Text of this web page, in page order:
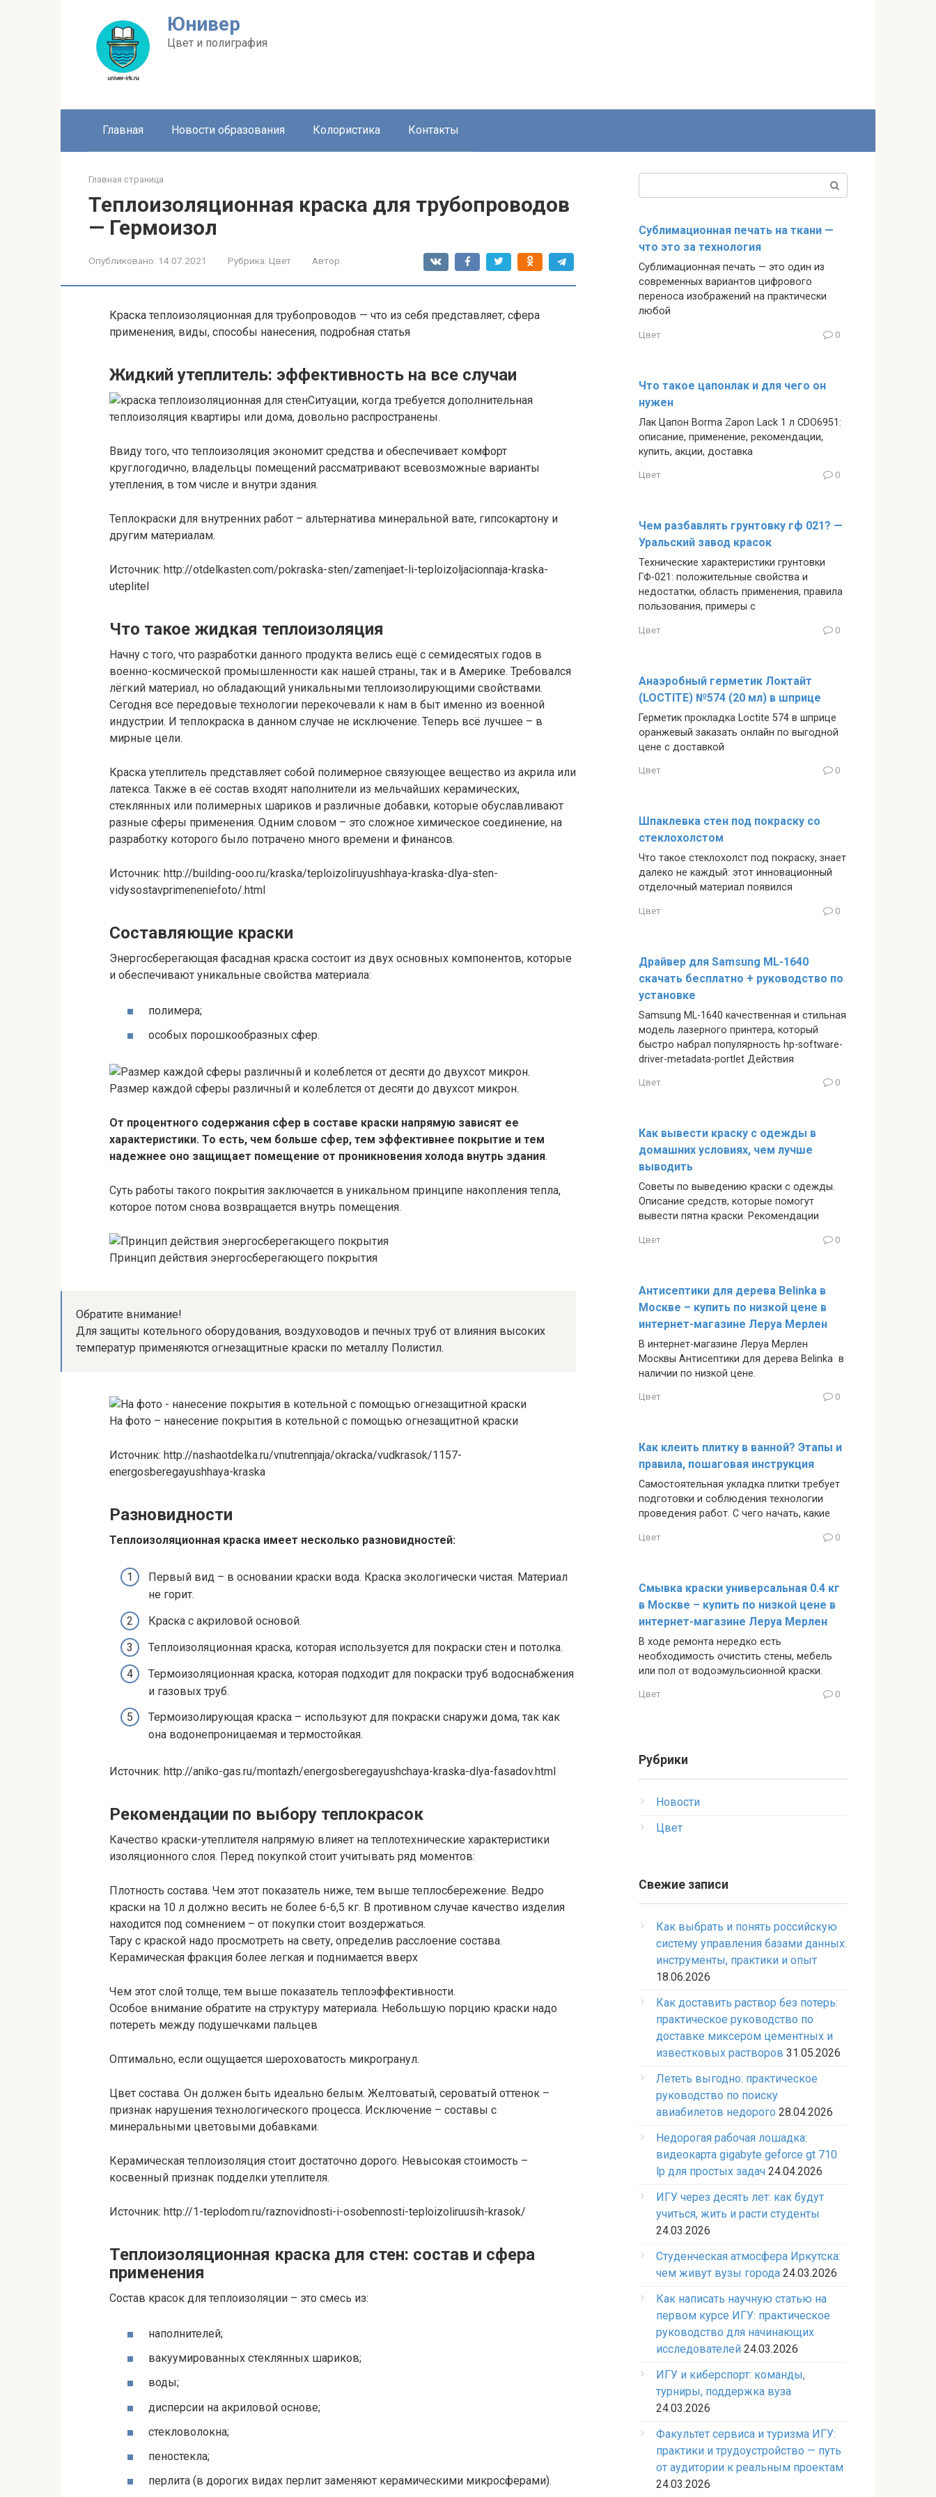
Юнивер
Цвет и полиграфия
Главная Новости образования Колористика Контакты
Главная страница
Теплоизоляционная краска для трубопроводов
— Гермоизол
Опубликовано: 14.07.2021 Рубрика: Цвет Автор:
Краска теплоизоляционная для трубопроводов — что из себя представляет, сфера
применения, виды, способы нанесения, подробная статья
Жидкий утеплитель: эффективность на все случаи
Ситуации, когда требуется дополнительная
теплоизоляция квартиры или дома, довольно распространены.
Ввиду того, что теплоизоляция экономит средства и обеспечивает комфорт
круглогодично, владельцы помещений рассматривают всевозможные варианты
утепления, в том числе и внутри здания.
Теплокраски для внутренних работ – альтернатива минеральной вате, гипсокартону и
другим материалам.
Источник: http://otdelkasten.com/pokraska-sten/zamenjaet-li-teploizoljacionnaja-kraska-
uteplitel
Что такое жидкая теплоизоляция
Начну с того, что разработки данного продукта велись ещё с семидесятых годов в
военно-космической промышленности как нашей страны, так и в Америке. Требовался
лёгкий материал, но обладающий уникальными теплоизолирующими свойствами.
Сегодня все передовые технологии перекочевали к нам в быт именно из военной
индустрии. И теплокраска в данном случае не исключение. Теперь всё лучшее – в
мирные цели.
Краска утеплитель представляет собой полимерное связующее вещество из акрила или
латекса. Также в её состав входят наполнители из мельчайших керамических,
стеклянных или полимерных шариков и различные добавки, которые обуславливают
разные сферы применения. Одним словом – это сложное химическое соединение, на
разработку которого было потрачено много времени и финансов.
Источник: http://building-ooo.ru/kraska/teploizoliruyushhaya-kraska-dlya-sten-
vidysostavprimeneniefoto/.html
Составляющие краски
Энергосберегающая фасадная краска состоит из двух основных компонентов, которые
и обеспечивают уникальные свойства материала:
полимера;
особых порошкообразных сфер.
Размер каждой сферы различный и колеблется от десяти до двухсот микрон.
От процентного содержания сфер в составе краски напрямую зависят ее
характеристики. То есть, чем больше сфер, тем эффективнее покрытие и тем
надежнее оно защищает помещение от проникновения холода внутрь здания.
Суть работы такого покрытия заключается в уникальном принципе накопления тепла,
которое потом снова возвращается внутрь помещения.
Принцип действия энергосберегающего покрытия
Обратите внимание!
Для защиты котельного оборудования, воздуховодов и печных труб от влияния высоких
температур применяются огнезащитные краски по металлу Полистил.
На фото – нанесение покрытия в котельной с помощью огнезащитной краски
Источник: http://nashaotdelka.ru/vnutrennjaja/okracka/vudkrasok/1157-
energosberegayushhaya-kraska
Разновидности
Теплоизоляционная краска имеет несколько разновидностей:
Первый вид – в основании краски вода. Краска экологически чистая. Материал
не горит.
Краска с акриловой основой.
Теплоизоляционная краска, которая используется для покраски стен и потолка.
Термоизоляционная краска, которая подходит для покраски труб водоснабжения
и газовых труб.
Термоизолирующая краска – используют для покраски снаружи дома, так как
она водонепроницаемая и термостойкая.
Источник: http://aniko-gas.ru/montazh/energosberegayushchaya-kraska-dlya-fasadov.html
Рекомендации по выбору теплокрасок
Качество краски-утеплителя напрямую влияет на теплотехнические характеристики
изоляционного слоя. Перед покупкой стоит учитывать ряд моментов:
Плотность состава. Чем этот показатель ниже, тем выше теплосбережение. Ведро
краски на 10 л должно весить не более 6-6,5 кг. В противном случае качество изделия
находится под сомнением – от покупки стоит воздержаться.
Тару с краской надо просмотреть на свету, определив расслоение состава.
Керамическая фракция более легкая и поднимается вверх
Чем этот слой толще, тем выше показатель теплоэффективности.
Особое внимание обратите на структуру материала. Небольшую порцию краски надо
потереть между подушечками пальцев
Оптимально, если ощущается шероховатость микрогранул.
Цвет состава. Он должен быть идеально белым. Желтоватый, сероватый оттенок –
признак нарушения технологического процесса. Исключение – составы с
минеральными цветовыми добавками.
Керамическая теплоизоляция стоит достаточно дорого. Невысокая стоимость –
косвенный признак подделки утеплителя.
Источник: http://1-teplodom.ru/raznovidnosti-i-osobennosti-teploizoliruusih-krasok/
Теплоизоляционная краска для стен: состав и сфера
применения
Состав красок для теплоизоляции – это смесь из:
наполнителей;
вакуумированных стеклянных шариков;
воды;
дисперсии на акриловой основе;
стекловолокна;
пеностекла;
перлита (в дорогих видах перлит заменяют керамическими микросферами).
Сублимационная печать на ткани —
что это за технология
Сублимационная печать — это один из
современных вариантов цифрового
переноса изображений на практически
любой
Цвет 0
Что такое цапонлак и для чего он
нужен
Лак Цапон Borma Zapon Lack 1 л CDO6951:
описание, применение, рекомендации,
купить, акции, доставка
Цвет 0
Чем разбавлять грунтовку гф 021? —
Уральский завод красок
Технические характеристики грунтовки
ГФ-021: положительные свойства и
недостатки, область применения, правила
пользования, примеры с
Цвет 0
Анаэробный герметик Локтайт
(LOCTITE) №574 (20 мл) в шприце
Герметик прокладка Loctite 574 в шприце
оранжевый заказать онлайн по выгодной
цене с доставкой
Цвет 0
Шпаклевка стен под покраску со
стеклохолстом
Что такое стеклохолст под покраску, знает
далеко не каждый: этот инновационный
отделочный материал появился
Цвет 0
Драйвер для Samsung ML-1640
скачать бесплатно + руководство по
установке
Samsung ML-1640 качественная и стильная
модель лазерного принтера, который
быстро набрал популярность hp-software-
driver-metadata-portlet Действия
Цвет 0
Как вывести краску с одежды в
домашних условиях, чем лучше
выводить
Советы по выведению краски с одежды.
Описание средств, которые помогут
вывести пятна краски. Рекомендации
Цвет 0
Антисептики для дерева Belinka в
Москве – купить по низкой цене в
интернет-магазине Леруа Мерлен
В интернет-магазине Леруа Мерлен
Москвы Антисептики для дерева Belinka в
наличии по низкой цене.
Цвет 0
Как клеить плитку в ванной? Этапы и
правила, пошаговая инструкция
Самостоятельная укладка плитки требует
подготовки и соблюдения технологии
проведения работ. С чего начать, какие
Цвет 0
Смывка краски универсальная 0.4 кг
в Москве – купить по низкой цене в
интернет-магазине Леруа Мерлен
В ходе ремонта нередко есть
необходимость очистить стены, мебель
или пол от водоэмульсионной краски.
Цвет 0
Рубрики
Новости
Цвет
Свежие записи
Как выбрать и понять российскую
систему управления базами данных:
инструменты, практики и опыт
18.06.2026
Как доставить раствор без потерь:
практическое руководство по
доставке миксером цементных и
известковых растворов 31.05.2026
Лететь выгодно: практическое
руководство по поиску
авиабилетов недорого 28.04.2026
Недорогая рабочая лошадка:
видеокарта gigabyte geforce gt 710
lp для простых задач 24.04.2026
ИГУ через десять лет: как будут
учиться, жить и расти студенты
24.03.2026
Студенческая атмосфера Иркутска:
чем живут вузы города 24.03.2026
Как написать научную статью на
первом курсе ИГУ: практическое
руководство для начинающих
исследователей 24.03.2026
ИГУ и киберспорт: команды,
турниры, поддержка вуза
24.03.2026
Факультет сервиса и туризма ИГУ:
практики и трудоустройство — путь
от аудитории к реальным проектам
24.03.2026